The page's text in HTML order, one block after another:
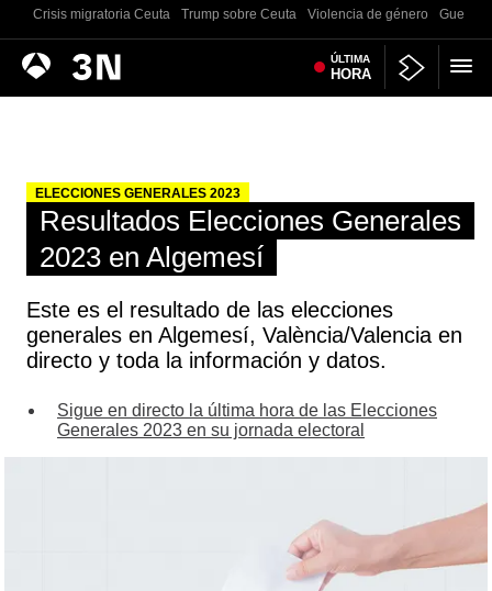
Crisis migratoria Ceuta Trump sobre Ceuta Violencia de género Guerra
Antena
3
Noticias ÚLTIMA
HORA
ELECCIONES GENERALES 2023
Resultados Elecciones Generales
2023 en Algemesí
Este es el resultado de las elecciones
generales en Algemesí, València/Valencia en
directo y toda la información y datos.
Sigue en directo la última hora de las Elecciones
Generales 2023 en su jornada electoral